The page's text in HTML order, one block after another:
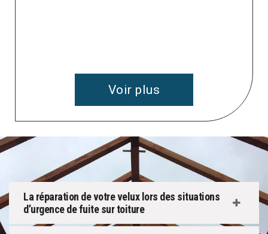
Voir plus
La réparation de votre velux lors des situations
d’urgence de fuite sur toiture